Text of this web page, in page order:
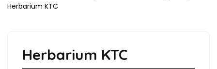
Herbarium KTC
Herbarium KTC